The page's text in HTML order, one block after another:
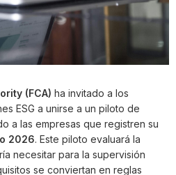
(FCA) ha invitado a los
ESG a unirse a un piloto de
a las empresas que registren su
2026. Este piloto evaluará la
necesitar para la supervisión
se conviertan en reglas